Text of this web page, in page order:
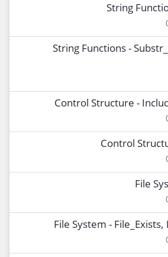
String
String Functions -
Control Structure -
Control
File
File System -